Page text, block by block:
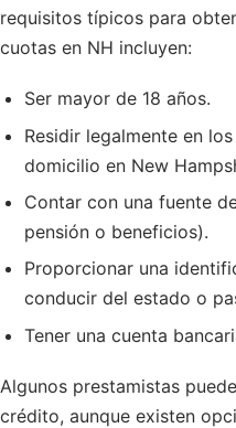
requisitos típicos para
cuotas en NH incluyen:
Ser mayor de 18 años.
Residir legalmente en
domicilio en New
Contar con una fuente
pensión o beneficios).
Proporcionar una
conducir del estado o
Tener una cuenta
Algunos prestamistas
crédito, aunque existen